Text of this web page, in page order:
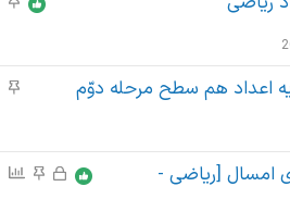
هع
م
ه
و
ع
م
ه
م
و
ع
اعداد هم سطح مرحله دوّم
ق
م
ن
امسال [ریاضی -